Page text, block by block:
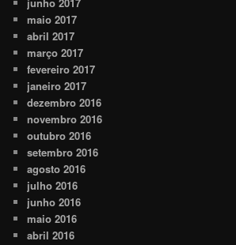
maio 2017
abril 2017
março 2017
fevereiro 2017
janeiro 2017
dezembro 2016
novembro 2016
outubro 2016
setembro 2016
agosto 2016
julho 2016
junho 2016
maio 2016
abril 2016